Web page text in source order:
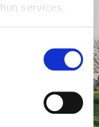
services.
as